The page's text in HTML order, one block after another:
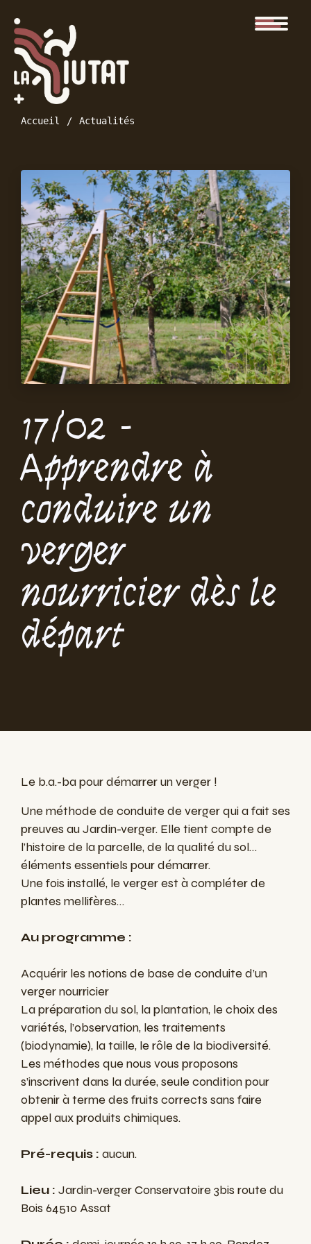
Accueil Actualités
17/02 -
Apprendre à
conduire un
verger
nourricier dès le
départ
Le b.a.-ba pour démarrer un verger !
Une méthode de conduite de verger qui a fait ses
preuves au Jardin-verger. Elle tient compte de
l’histoire de la parcelle, de la qualité du sol…
éléments essentiels pour démarrer.
Une fois installé, le verger est à compléter de
plantes mellifères…
Au programme :
Acquérir les notions de base de conduite d’un
verger nourricier
La préparation du sol, la plantation, le choix des
variétés, l’observation, les traitements
(biodynamie), la taille, le rôle de la biodiversité.
Les méthodes que nous vous proposons
s’inscrivent dans la durée, seule condition pour
obtenir à terme des fruits corrects sans faire
appel aux produits chimiques.
Pré-requis : aucun.
Lieu : Jardin-verger Conservatoire 3bis route du
Bois 64510 Assat